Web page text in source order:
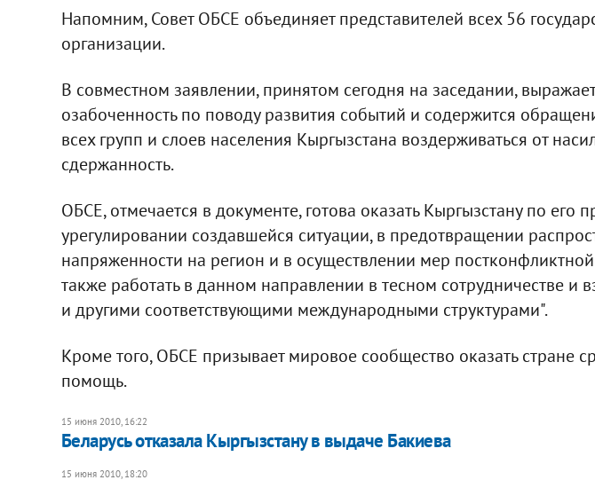
Напомним, Совет ОБСЕ объединяет представителей всех 56
организации.
В совместном заявлении, принятом сегодня на заседании,
озабоченность по поводу развития событий и содержится
всех групп и слоев населения Кыргызстана воздерживаться от
сдержанность.
ОБСЕ, отмечается в документе, готова оказать Кыргызстану по его
урегулировании создавшейся ситуации, в предотвращении
напряженности на регион и в осуществлении мер
также работать в данном направлении в тесном сотрудничестве и
и другими соответствующими международными структурами".
Кроме того, ОБСЕ призывает мировое сообщество оказать стране
помощь.
15 июня 2010, 16:22
Беларусь отказала Кыргызстану в выдаче Бакиева
15 июня 2010, 18:20